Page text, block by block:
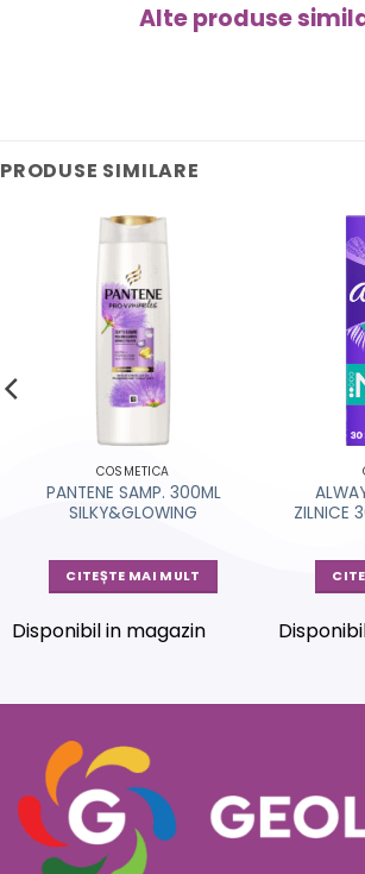
Alte produse
PRODUSE SIMILARE
COSMETICA
PANTENE SAMP. 300ML
SILKY&GLOWING
CITEȘTE MAI MULT
Disponibil in magazin
ZILNICE